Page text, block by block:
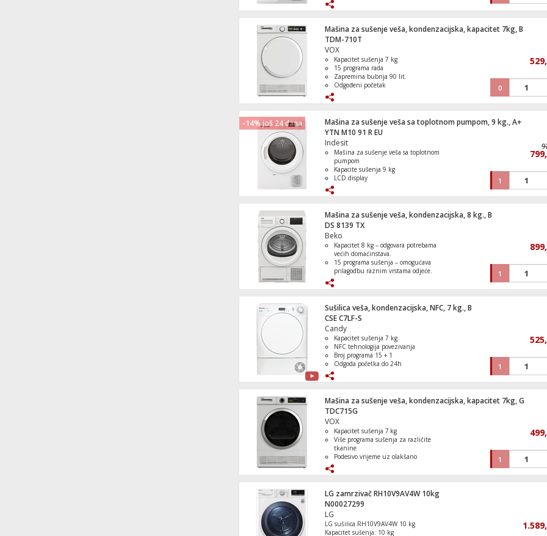
Energetski razred A+.
Mašina za sušenje veša, kondenzacijska, kapacitet 7kg, B
TDM-710T
VOX
Kapacitet sušenja 7 kg
15 programa rada
Zapremina bubnja 90 lit.
Odgođeni početak
0
-14% još 24 dana
Mašina za sušenje veša sa toplotnom pumpom, 9 kg., A+
YTN M10 91 R EU
Indesit
Mašina za sušenje veša sa toplotnom
pumpom
Kapacite sušenja 9 kg
LCD display
Odložen start
1
Mašina za sušenje veša, kondenzacijska, 8 kg., B
DS 8139 TX
Beko
Kapacitet 8 kg – odgovara potrebama
većih domaćinstava.
15 programa sušenja – omogućava
prilagodbu raznim vrstama odjeće.
alergene
Senzor OptiSense® osigurava
optimalno sušenje bez pretjerivanja
Funkcija DirectDrain uklanja potrebu
za ručnim pražnjenjem
1
Sušilica veša, kondenzacijska, NFC, 7 kg., B
CSE C7LF-S
Candy
Kapacitet sušenja 7 kg.
NFC tehnologija povezivanja
Broj programa 15 + 1
Odgoda početka do 24h
1
Mašina za sušenje veša, kondenzacijska, kapacitet 7kg, G
TDC715G
VOX
Kapacitet sušenja 7 kg
Više programa sušenja za različite
tkanine
Podesivo vrijeme uz olakšano
Prozirna vrata za praćenje sušenja
Ravnomjerno sušenje zahvaljujući
perforiranom bubnju
1
LG zamrzivač RH10V9AV4W 10kg
N00027299
LG
LG sušilica RH10V9AV4W 10 kg
Kapacitet sušenja: 10 kg